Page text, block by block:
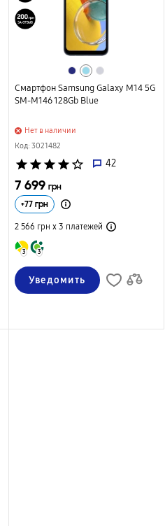
Смартфон Samsung Galaxy M14 5G
SM-M146 128Gb Blue
Нет в наличии
Код: 3021482
star star star star star_border 42
7 699 грн
+77грн
2 566 грн х 3 платежей
3 3
Уведомить